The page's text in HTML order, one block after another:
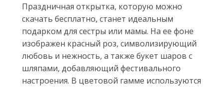
Праздничная открытка, которую можно
скачать бесплатно, станет идеальным
подарком для сестры или мамы. На ее фоне
изображен красный роз, символизирующий
любовь и нежность, а также букет шаров с
шляпами, добавляющий фестивального
настроения. В цветовой гамме используются